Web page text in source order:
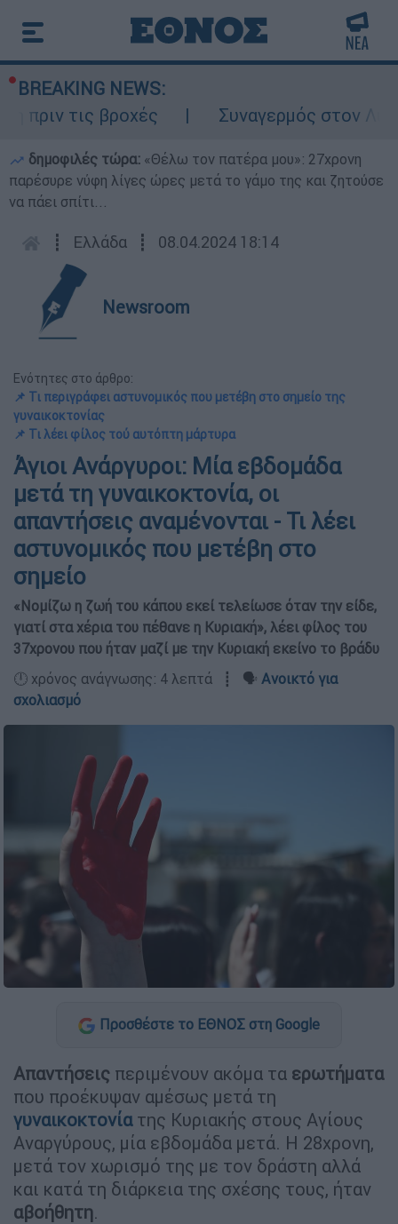
BREAKING NEWS:
τις βροχές
Συναγερμός στον
δημοφιλές τώρα: «Θέλω τον πατέρα μου»: 27χρονη
παρέσυρε νύφη λίγες ώρες μετά το γάμο της και ζητούσε
να πάει σπίτι...
┋ Ελλάδα ┋ 08.04.2024 18:14
Newsroom
Ενότητες στο άρθρο:
📌 Τι περιγράφει αστυνομικός που μετέβη στο σημείο της
γυναικοκτονίας
📌 Τι λέει φίλος τού αυτόπτη μάρτυρα
Άγιοι Ανάργυροι: Μία εβδομάδα
μετά τη γυναικοκτονία, οι
απαντήσεις αναμένονται - Τι λέει
αστυνομικός που μετέβη στο
σημείο
«Νομίζω η ζωή του κάπου εκεί τελείωσε όταν την είδε,
γιατί στα χέρια του πέθανε η Κυριακή», λέει φίλος του
37χρονου που ήταν μαζί με την Κυριακή εκείνο το βράδυ
🕛 χρόνος ανάγνωσης: 4 λεπτά ┋ 🗣️ Ανοικτό για
σχολιασμό
Προσθέστε το ΕΘΝΟΣ στη Google
Απαντήσεις περιμένουν ακόμα τα ερωτήματα
που προέκυψαν αμέσως μετά τη
γυναικοκτονία της Κυριακής στους Αγίους
Αναργύρους, μία εβδομάδα μετά. Η 28χρονη,
μετά τον χωρισμό της με τον δράστη αλλά
και κατά τη διάρκεια της σχέσης τους, ήταν
αβοήθητη.